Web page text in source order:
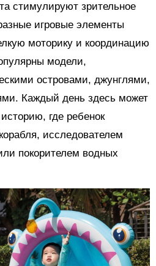
стимулируют зрительное
игровые элементы
моторику и координацию
модели,
островами, джунглями,
Каждый день здесь может
где ребенок
исследователем
покорителем водных